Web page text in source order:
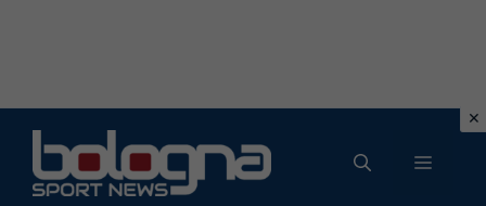
contenuto
MENU